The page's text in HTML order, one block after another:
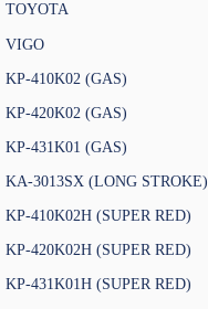
TOYOTA
VIGO
KP-410K02 (GAS)
KP-420K02 (GAS)
KP-431K01 (GAS)
KA-3013SX (LONG STROKE)
KP-410K02H (SUPER RED)
KP-420K02H (SUPER RED)
KP-431K01H (SUPER RED)